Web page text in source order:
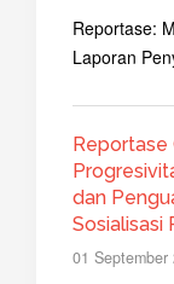
Reportase:
Laporan
Reportase
dan
Sosialisasi
01